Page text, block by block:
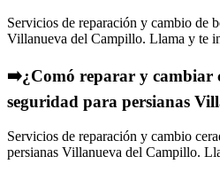
Servicios de reparación y cambio de
Villanueva del Campillo. Llama y te
➡️¿Comó reparar y cambiar
seguridad para persianas
Servicios de reparación y cambio
persianas Villanueva del Campillo.